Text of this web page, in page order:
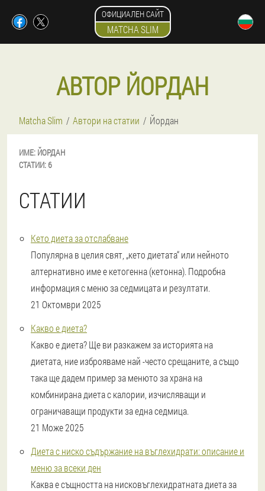
ОФИЦИАЛЕН САЙТ
MATCHA SLIM
АВТОР ЙОРДАН
Matcha Slim Автори на статии Йордан
ИМЕ: ЙОРДАН
СТАТИИ: 6
СТАТИИ
Кето диета за отслабване
Популярна в целия свят, „кето диетата“ или нейното
алтернативно име е кетогенна (кетонна). Подробна
информация с меню за седмицата и резултати.
21 Октомври 2025
Какво е диета?
Какво е диета? Ще ви разкажем за историята на
диетата, ние изброяваме най -често срещаните, а също
така ще дадем пример за менюто за храна на
комбинирана диета с калории, изчисляващи и
ограничаващи продукти за една седмица.
21 Може 2025
Диета с ниско съдържание на въглехидрати: описание и
меню за всеки ден
Каква е същността на нисковъглехидратната диета за